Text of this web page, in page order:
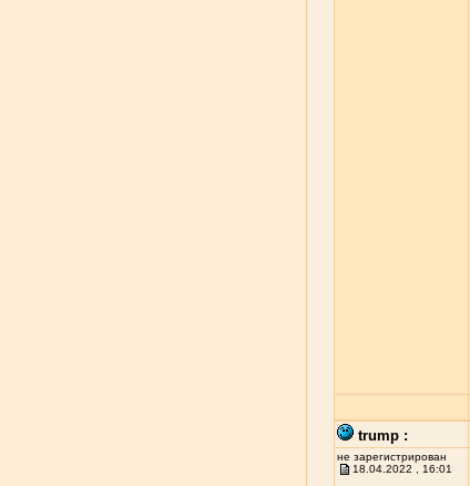
trump :
не зарегистрирован
18.04.2022 , 16:01